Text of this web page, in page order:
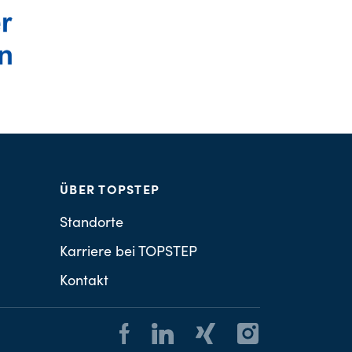
ÜBER TOPSTEP
Standorte
Karriere bei TOPSTEP
Kontakt